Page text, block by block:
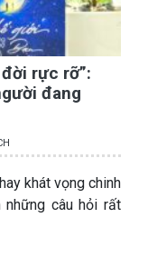
rực rỡ”:
đang
khát vọng chinh
câu hỏi rất